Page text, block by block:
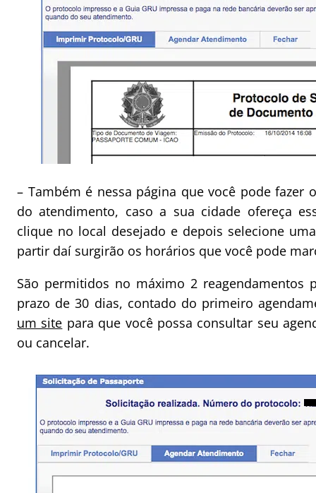
– Também é nessa página que você pode fazer
do atendimento, caso a sua cidade ofereça
clique no local desejado e depois selecione
partir daí surgirão os horários que você pode
São permitidos no máximo 2 reagendamentos
prazo de 30 dias, contado do primeiro
um site para que você possa consultar seu
ou cancelar.